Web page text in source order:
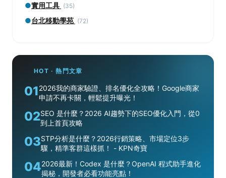
●實用工具 (35)
●台北移動學苑 (72)
HOT · 熱門文章
012026我的商家驗證、排名優化全攻略！Google商家
申請不再卡關，輕鬆提升曝光！
02SEO 是什麼？2026 AI趨勢下的SEO優化入門，從0
到上首頁攻略
03STP分析是什麼？2026行銷策略、市場定位3步
驟，精準客群這樣抓！ - KPN奇寶
042026最新！Codex 是什麼？OpenAI 程式助手進化
揭秘，開發者必看功能亮點！